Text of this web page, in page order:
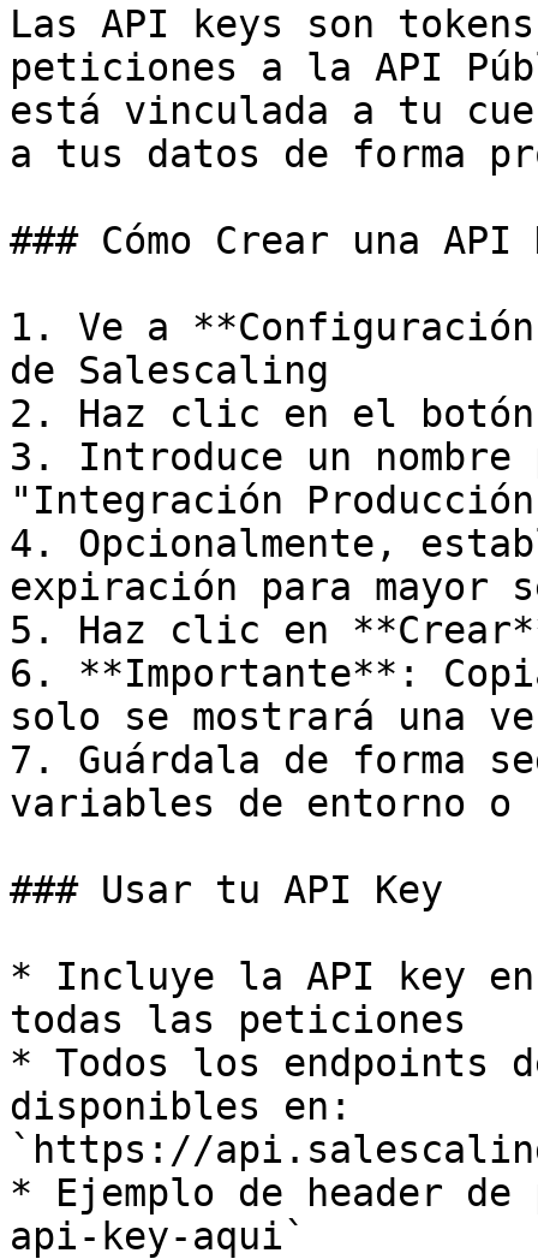
Las API keys son
peticiones a la API
está vinculada a tu
a tus datos de forma
### Cómo Crear una API
1. Ve a
de Salescaling
2. Haz clic en el botón
3. Introduce un
"Integración
4. Opcionalmente,
expiración para mayor
5. Haz clic en
6. **Importante**:
solo se mostrará una
7. Guárdala de forma
variables de entorno o
### Usar tu API Key
* Incluye la API key
todas las peticiones
* Todos los endpoints
disponibles en:
`https://
* Ejemplo de header
api-key-aqui`